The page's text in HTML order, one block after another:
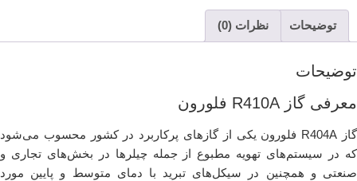
توضیحات نظرات (0)
توضیحات
معرفی گاز R410A فلورون
گاز R404A فلورون یکی از گازهای پرکاربرد در کشور محسوب می‌شود
که در سیستم‌های تهویه مطبوع از جمله چیلرها در بخش‌های تجاری و
صنعتی و همچنین در سیکل‌های تبرید با دمای متوسط و پایین مورد